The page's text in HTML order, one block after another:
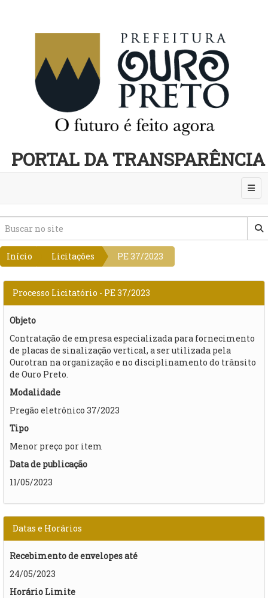
PORTAL DA TRANSPARÊNCIA
Início Licitações PE 37/2023
Processo Licitatório - PE 37/2023
Objeto
Contratação de empresa especializada para fornecimento
de placas de sinalização vertical, a ser utilizada pela
Ourotran na organização e no disciplinamento do trânsito
de Ouro Preto.
Modalidade
Pregão eletrônico 37/2023
Tipo
Menor preço por item
Data de publicação
11/05/2023
Datas e Horários
Recebimento de envelopes até
24/05/2023
Horário Limite